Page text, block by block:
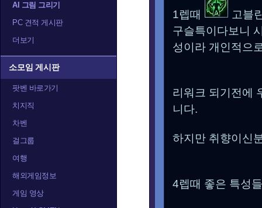
AI 그림 그리기
PC 견적 게시판
더보기
소모임 게시판
팟벤 바로가기
치지직
차벤
걸그룹
여행
해외게임정보
게임 영상
1렙때
고블
구슬특이다보니
성이라 개인적으
리워크 되기전에
니다.
하지만 취향이신
4렙때 좋은 특성